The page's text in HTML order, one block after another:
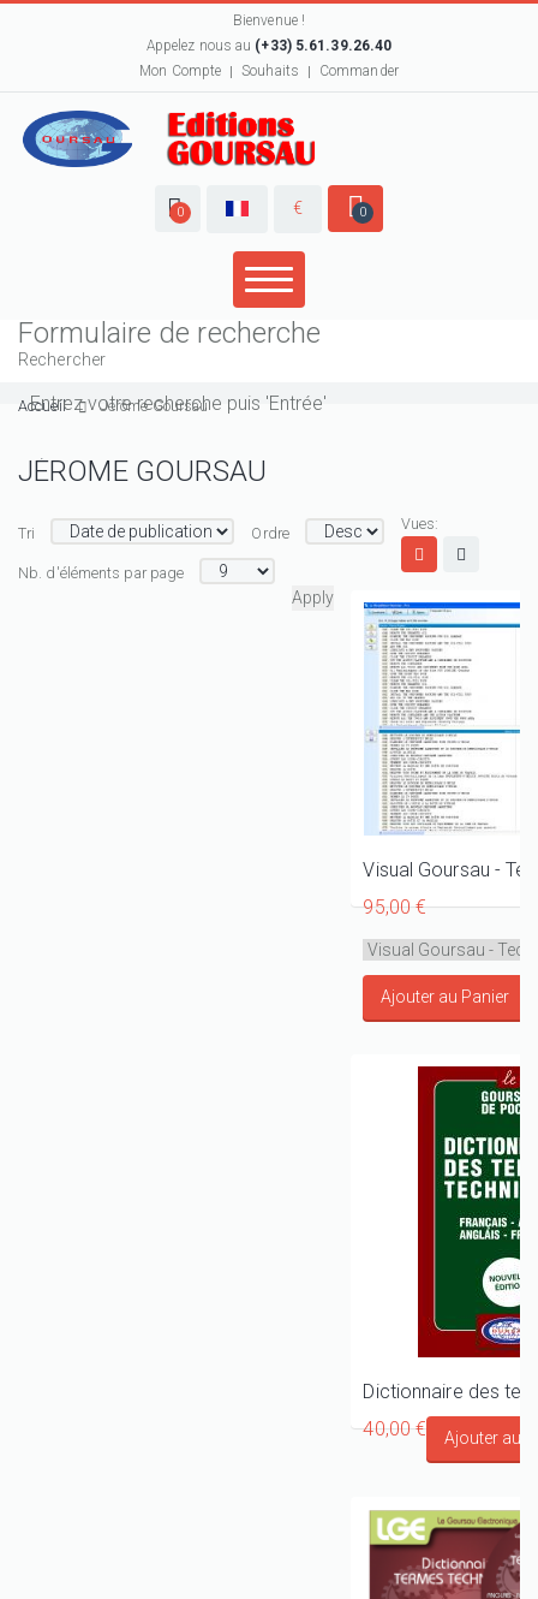
Bienvenue !
Appelez nous au (+33) 5.61.39.26.40
Mon Compte
Souhaits Commander
0 € 0
Formulaire de recherche
Rechercher
Accueil Jérôme Goursau
JÉRÔME GOURSAU
Tri Ordre
Nb. d'éléments par page
Vues:
Visual Goursau -
95,00 €
40,00 €